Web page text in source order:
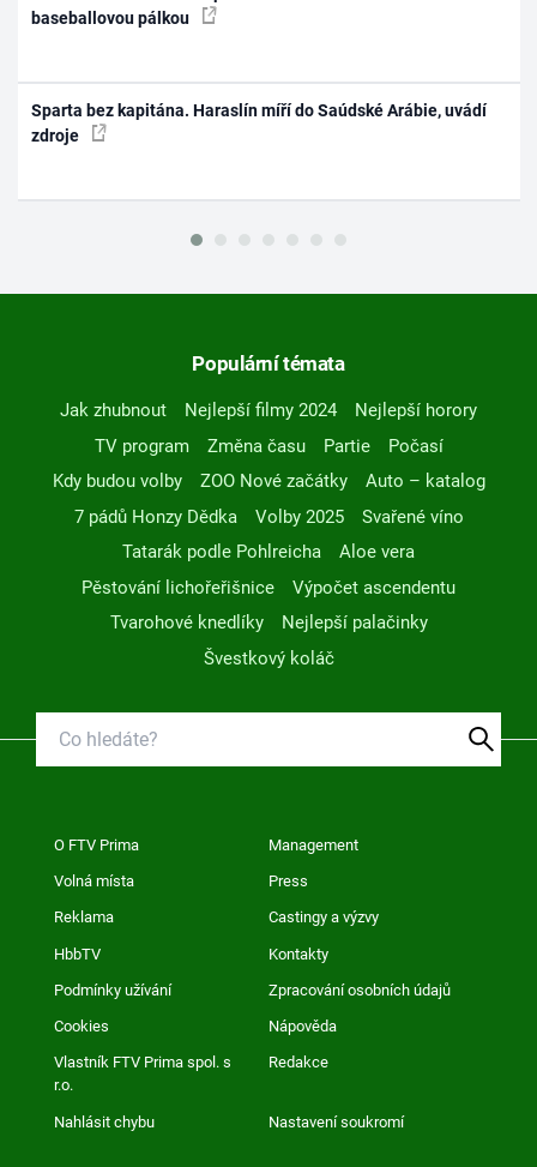
baseballovou pálkou
Sparta bez kapitána. Haraslín míří do Saúdské Arábie, uvádí
zdroje
Populární témata
Jak zhubnout Nejlepší filmy 2024
Nejlepší horory
TV program
Změna času Partie
Počasí
Kdy budou volby
ZOO Nové začátky
Auto – katalog
7 pádů Honzy Dědka
Volby 2025
Svařené víno
Tatarák podle Pohlreicha
Aloe vera
Pěstování lichořeřišnice
Výpočet ascendentu
Tvarohové knedlíky
Nejlepší palačinky
Švestkový koláč
O FTV Prima Management
Volná místa Press
Reklama Castingy a výzvy
HbbTV Kontakty
Podmínky užívání Zpracování osobních údajů
Cookies Nápověda
Vlastník FTV Prima spol. s
r.o.
Redakce
Nahlásit chybu Nastavení soukromí